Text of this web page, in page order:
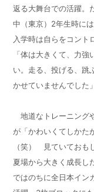
返る大舞台での活躍。
中（東京） 2年生時に
入学時は自らをコント
「体は大きくて、力
い。走る、投げる、跳
かせていませんでした
地道なトレーニング
が「かわいくてしかた
（笑） 見ていておも
夏場から大きく成長し
ではのちに全日本イン